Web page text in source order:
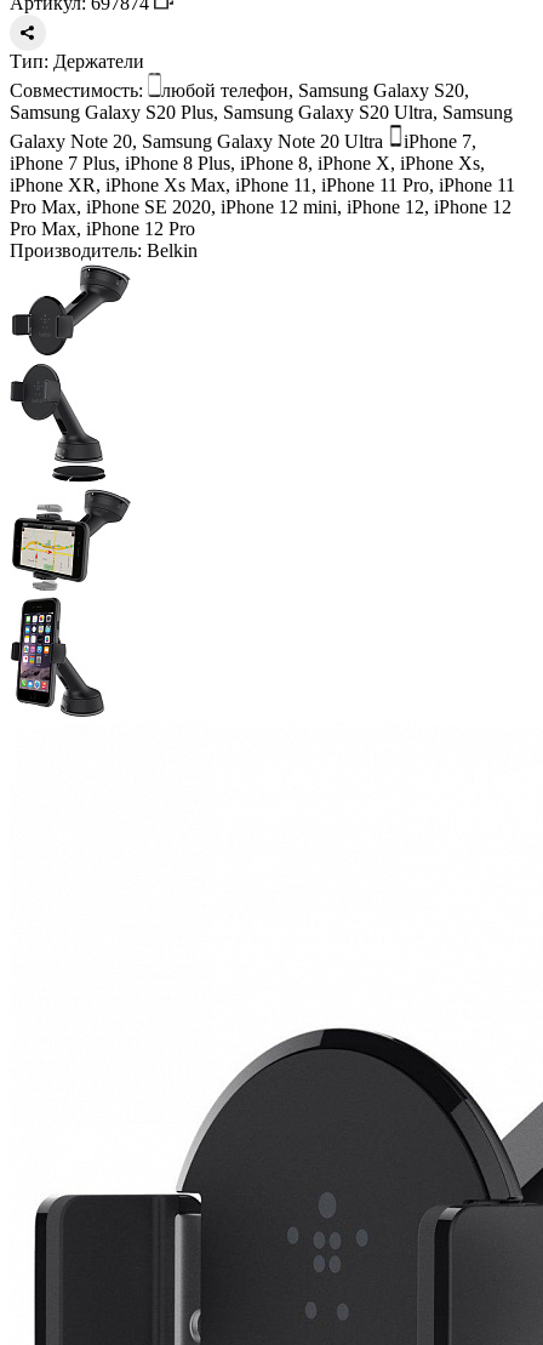
Тип: Держатели
Совместимость:
любой телефон, Samsung Galaxy S20,
Samsung Galaxy S20 Plus, Samsung Galaxy S20 Ultra, Samsung
Galaxy Note 20, Samsung Galaxy Note 20 Ultra
iPhone 7,
iPhone 7 Plus, iPhone 8 Plus, iPhone 8, iPhone X, iPhone Xs,
iPhone XR, iPhone Xs Max, iPhone 11, iPhone 11 Pro, iPhone 11
Pro Max, iPhone SE 2020, iPhone 12 mini, iPhone 12, iPhone 12
Pro Max, iPhone 12 Pro
Производитель: Belkin